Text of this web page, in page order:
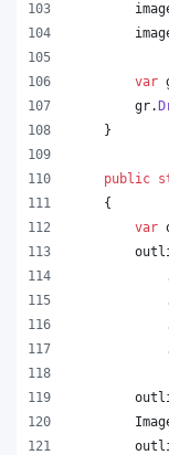
var
gr.
}
public
{
var